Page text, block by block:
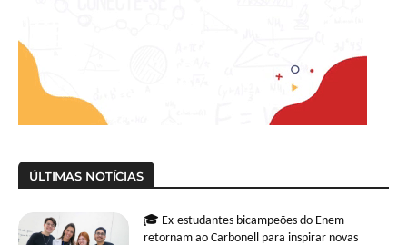
ÚLTIMAS NOTÍCIAS
🎓 Ex-estudantes bicampeões do Enem
retornam ao Carbonell para inspirar novas